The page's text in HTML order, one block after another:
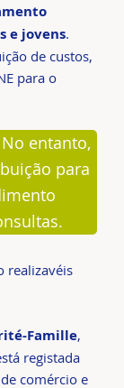
e jovens.
de custos,
para o
entanto,
para
realizavéis
Famille,
registada
comércio e